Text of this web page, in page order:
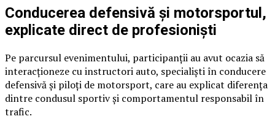
Conducerea defensivă și motorsportul,
explicate direct de profesioniști
Pe parcursul evenimentului, participanții au avut ocazia să
interacționeze cu instructori auto, specialiști în conducere
defensivă și piloți de motorsport, care au explicat diferența
dintre condusul sportiv și comportamentul responsabil în
trafic.